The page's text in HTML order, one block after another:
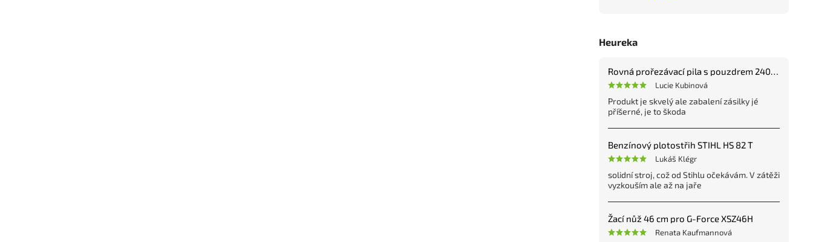
Heureka
Rovná prořezávací pila s pouzdrem 240 mm
Lucie Kubinová
Produkt je skvelý ale zabalení zásilky jé
příšerné, je to škoda
Benzínový plotostřih STIHL HS 82 T
Lukáš Klégr
solidní stroj, což od Stihlu očekávám. V zátěži
vyzkouším ale až na jaře
Žací nůž 46 cm pro G-Force XSZ46H
Renata Kaufmannová